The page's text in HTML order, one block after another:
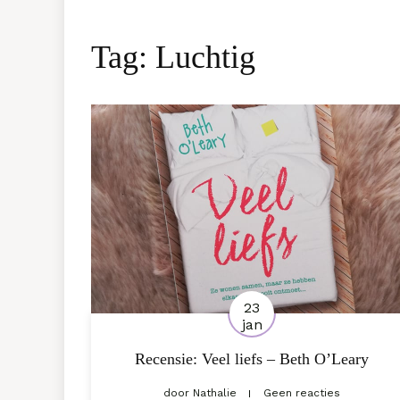
Tag: Luchtig
23
jan
Recensie: Veel liefs – Beth O’Leary
door Nathalie Geen reacties